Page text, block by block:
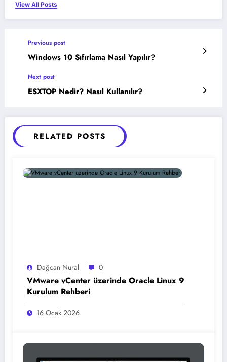
View All Posts
Previous post
Windows 10 Sıfırlama Nasıl Yapılır?
Next post
ESXTOP Nedir? Nasıl Kullanılır?
RELATED POSTS
Dağcan Nural 0
VMware vCenter üzerinde Oracle Linux 9
Kurulum Rehberi
16 Ocak 2026